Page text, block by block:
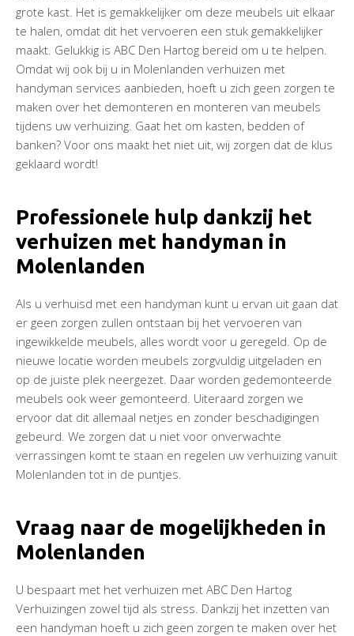
grote kast. Het is gemakkelijker om deze meubels uit elkaar
te halen, omdat dit het vervoeren een stuk gemakkelijker
maakt. Gelukkig is ABC Den Hartog bereid om u te helpen.
Omdat wij ook bij u in Molenlanden verhuizen met
handyman services aanbieden, hoeft u zich geen zorgen te
maken over het demonteren en monteren van meubels
tijdens uw verhuizing. Gaat het om kasten, bedden of
banken? Voor ons maakt het niet uit, wij zorgen dat de klus
geklaard wordt!
Professionele hulp dankzij het
verhuizen met handyman in
Molenlanden
Als u verhuisd met een handyman kunt u ervan uit gaan dat
er geen zorgen zullen ontstaan bij het vervoeren van
ingewikkelde meubels, alles wordt voor u geregeld. Op de
nieuwe locatie worden meubels zorgvuldig uitgeladen en
op de juiste plek neergezet. Daar worden gedemonteerde
meubels ook weer gemonteerd. Uiteraard zorgen we
ervoor dat dit allemaal netjes en zonder beschadigingen
gebeurd. We zorgen dat u niet voor onverwachte
verrassingen komt te staan en regelen uw verhuizing vanuit
Molenlanden tot in de puntjes.
Vraag naar de mogelijkheden in
Molenlanden
U bespaart met het verhuizen met ABC Den Hartog
Verhuizingen zowel tijd als stress. Dankzij het inzetten van
een handyman hoeft u zich geen zorgen te maken over het